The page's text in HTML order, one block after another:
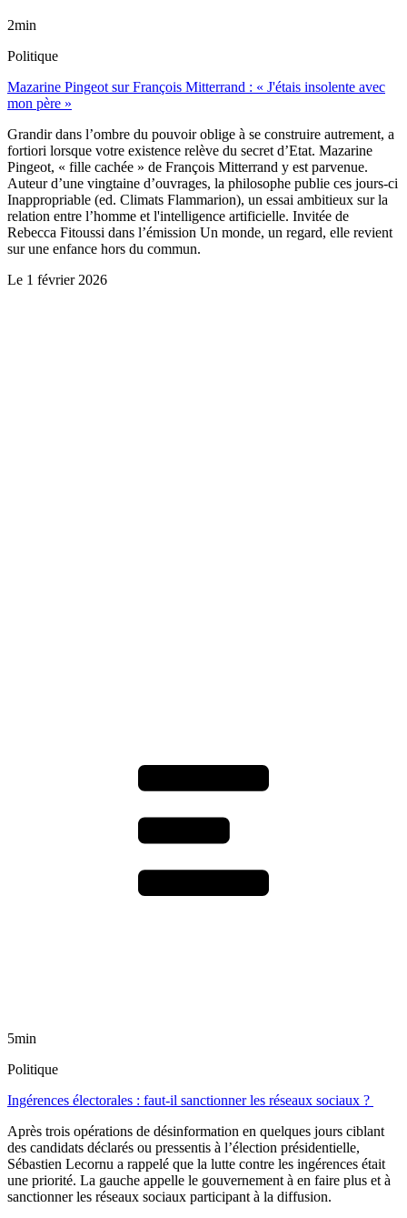
2min
Politique
Mazarine Pingeot sur François Mitterrand : « J'étais insolente avec
mon père »
Grandir dans l’ombre du pouvoir oblige à se construire autrement, a
fortiori lorsque votre existence relève du secret d’Etat. Mazarine
Pingeot, « fille cachée » de François Mitterrand y est parvenue.
Auteur d’une vingtaine d’ouvrages, la philosophe publie ces jours-ci
Inappropriable (ed. Climats Flammarion), un essai ambitieux sur la
relation entre l’homme et l'intelligence artificielle. Invitée de
Rebecca Fitoussi dans l’émission Un monde, un regard, elle revient
sur une enfance hors du commun.
Le 1 février 2026
5min
Politique
Ingérences électorales : faut-il sanctionner les réseaux sociaux ?
Après trois opérations de désinformation en quelques jours ciblant
des candidats déclarés ou pressentis à l’élection présidentielle,
Sébastien Lecornu a rappelé que la lutte contre les ingérences était
une priorité. La gauche appelle le gouvernement à en faire plus et à
sanctionner les réseaux sociaux participant à la diffusion.